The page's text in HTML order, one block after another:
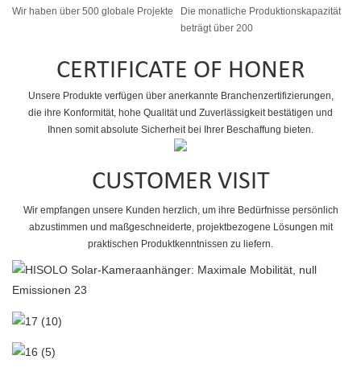
Wir haben über 500 globale Projekte
Die monatliche Produktionskapazität
beträgt über 200
CERTIFICATE OF HONER
Unsere Produkte verfügen über anerkannte Branchenzertifizierungen,
die ihre Konformität, hohe Qualität und Zuverlässigkeit bestätigen und
Ihnen somit absolute Sicherheit bei Ihrer Beschaffung bieten.
CUSTOMER VISIT
Wir empfangen unsere Kunden herzlich, um ihre Bedürfnisse persönlich
abzustimmen und maßgeschneiderte, projektbezogene Lösungen mit
praktischen Produktkenntnissen zu liefern.